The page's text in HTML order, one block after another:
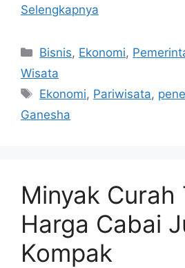
Selengkapnya
Kategori
Bisnis, Ekonomi,
Wisata
Tag
Ekonomi, Pariwisata,
Ganesha
Minyak Curah
Harga Cabai
Kompak